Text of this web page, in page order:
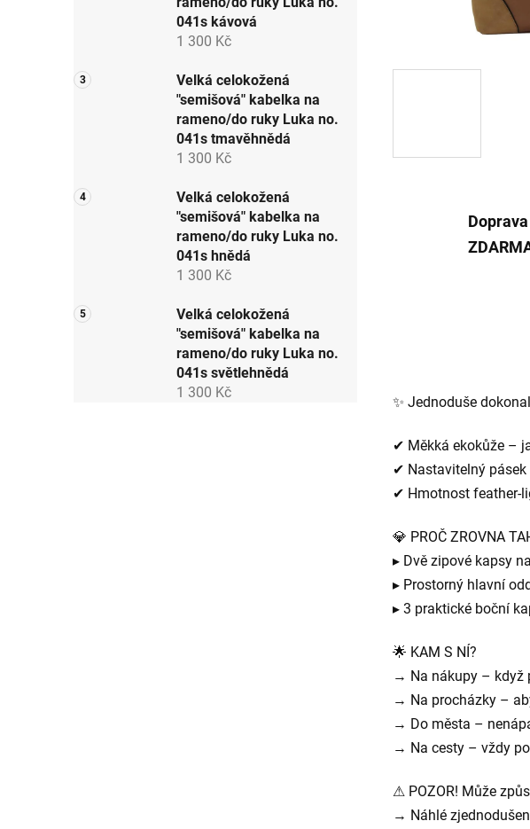
e
041s kávová
1 300 Kč
Velká celokožená
"semišová" kabelka na
rameno/do ruky Luka no.
041s tmavěhnědá
1 300 Kč
Velká celokožená
"semišová" kabelka na
rameno/do ruky Luka no.
041s hnědá
1 300 Kč
Velká celokožená
"semišová" kabelka na
rameno/do ruky Luka no.
041s světlehnědá
1 300 Kč
✨ Jednoduše
✔ Měkká ekokůže –
✔ Nastavitelný
✔ Hmotnost feather-
💎 PROČ ZROVNA
▸ Dvě zipové kapsy
▸ Prostorný hlavní
▸ 3 praktické boční
🌟 KAM S NÍ?
→ Na nákupy – když
→ Na procházky –
→ Do města –
→ Na cesty – vždy
⚠ POZOR! Může
→ Náhlé